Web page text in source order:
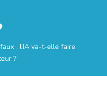
: l’IA va-t-elle faire
?